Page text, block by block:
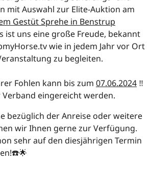
mit Auswahl zur Elite-Auktion am
Gestüt Sprehe in Benstrup
ist uns eine große Freude, bekannt
wie in jedem Jahr vor Ort
zu begleiten.
Fohlen kann bis zum 07.06.2024 ‼️
eingereicht werden.
bezüglich der Anreise oder weitere
wir Ihnen gerne zur Verfügung.
sehr auf den diesjährigen Termin